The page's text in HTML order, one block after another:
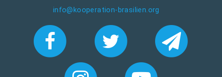
info@kooperation-brasilien.org